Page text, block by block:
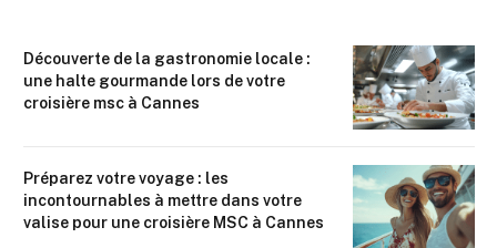
Découverte de la gastronomie locale :
une halte gourmande lors de votre
croisière msc à Cannes
Préparez votre voyage : les
incontournables à mettre dans votre
valise pour une croisière MSC à Cannes